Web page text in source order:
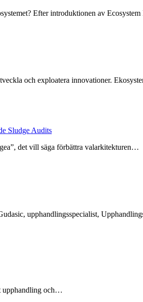
Efter introduktionen av
och exploatera innovationer.
Sludge Audits
det vill säga förbättra valarkitekturen…
upphandlingsspecialist,
upphandling och…